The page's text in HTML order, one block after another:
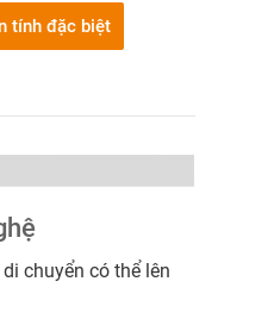
tính đặc biệt
chuyển có thể lên